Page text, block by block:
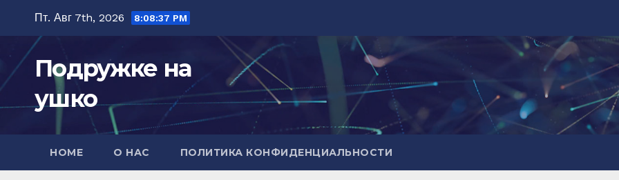
содержимому
Пт. Авг 7th, 2026 8:08:38 PM
Подружке на
ушко
HOME О НАС ПОЛИТИКА КОНФИДЕНЦИАЛЬНОСТИ